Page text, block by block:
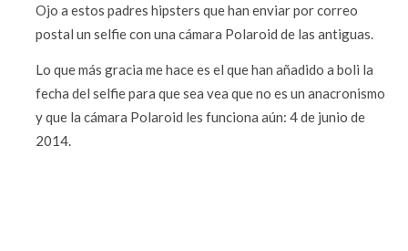
Ojo a estos padres hipsters que han enviar por correo
postal un selfie con una cámara Polaroid de las antiguas.
Lo que más gracia me hace es el que han añadido a boli la
fecha del selfie para que sea vea que no es un anacronismo
y que la cámara Polaroid les funciona aún: 4 de junio de
2014.